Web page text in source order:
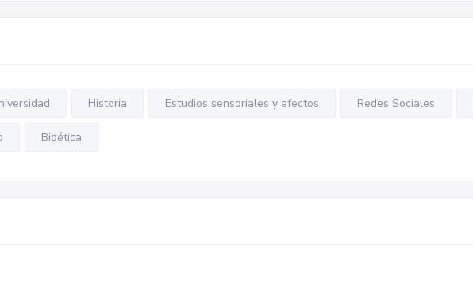
Historia Estudios sensoriales y afectos Redes Sociales
Bioética